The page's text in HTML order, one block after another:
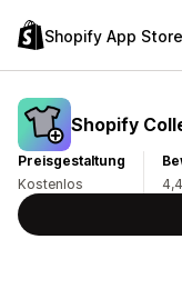
Shopify App Store
Shopify
Preisgestaltung
Kostenlos
4,4